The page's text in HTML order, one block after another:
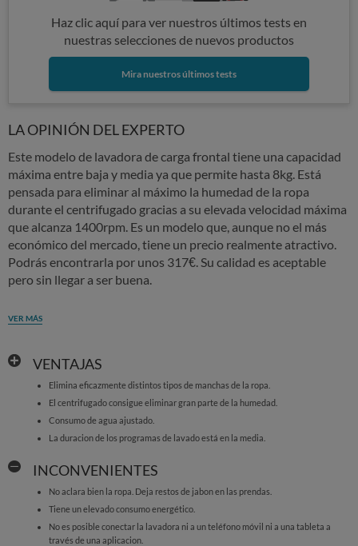
Haz clic aquí para ver nuestros últimos tests en
nuestras selecciones de nuevos productos
Mira nuestros últimos tests
LA OPINIÓN DEL EXPERTO
Este modelo de lavadora de carga frontal tiene una capacidad
máxima entre baja y media ya que permite hasta 8kg. Está
pensada para eliminar al máximo la humedad de la ropa
durante el centrifugado gracias a su elevada velocidad máxima
que alcanza 1400rpm. Es un modelo que, aunque no el más
económico del mercado, tiene un precio realmente atractivo.
Podrás encontrarla por unos 317€. Su calidad es aceptable
pero sin llegar a ser buena.
VER MÁS
VENTAJAS
Elimina eficazmente distintos tipos de manchas de la ropa.
El centrifugado consigue eliminar gran parte de la humedad.
Consumo de agua ajustado.
La duracion de los programas de lavado está en la media.
INCONVENIENTES
No aclara bien la ropa. Deja restos de jabon en las prendas.
Tiene un elevado consumo energético.
No es posible conectar la lavadora ni a un teléfono móvil ni a una tableta a
través de una aplicacion.